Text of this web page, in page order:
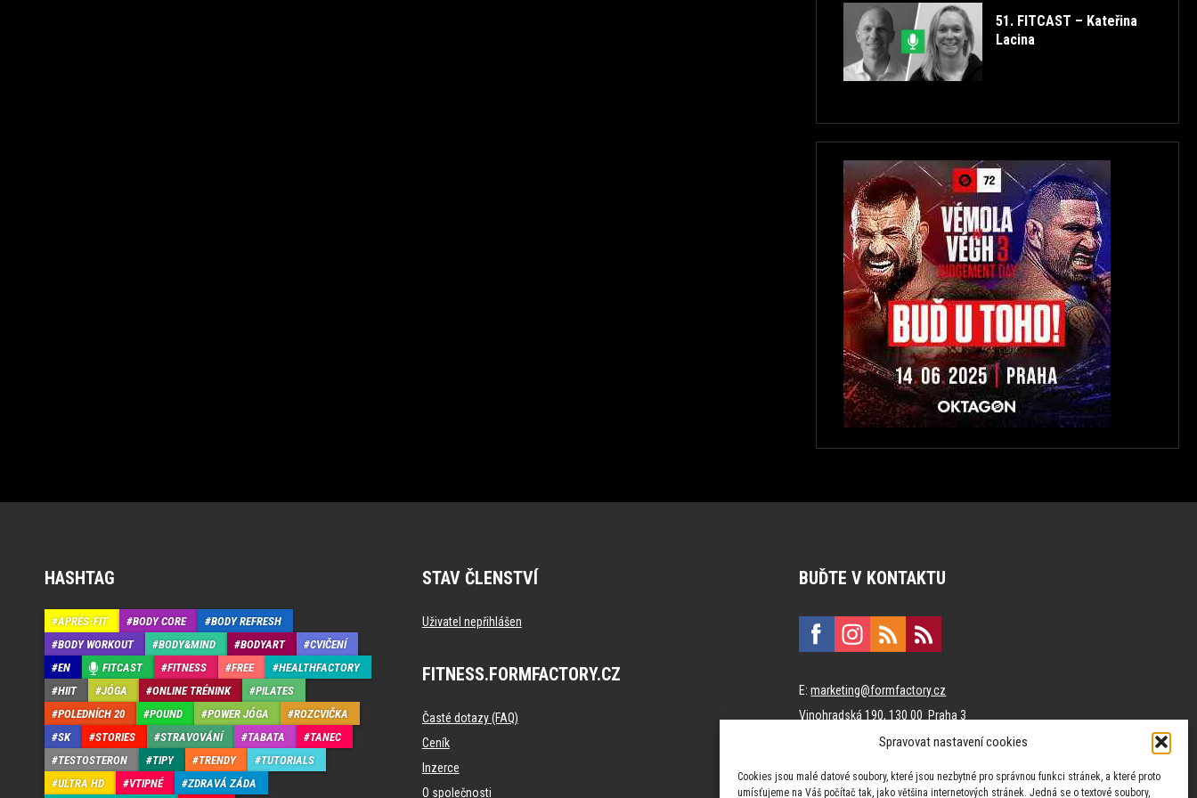
Spravovat nastavení cookies
Cookies jsou malé datové soubory, které jsou nezbytné pro správnou funkci stránek, a které proto
umísťujeme na Váš počítač tak, jako většina internetových stránek. Jedná se o textové soubory,
51. FITCAST – Kateřina
Lacina
HASHTAG
APRÉS-FIT BODY CORE
BODY REFRESH
BODY WORKOUT
BODY&MIND BODYART
CVIČENÍ
EN
FITCAST FITNESS FREE
HEALTHFACTORY
HIIT
JÓGA ONLINE TRÉNINK
PILATES
POLEDNÍCH 20
POUND POWER JÓGA
ROZCVIČKA
SK
STORIES STRAVOVÁNÍ TABATA
TANEC
TESTOSTERON
TIPY TRENDY
TUTORIALS
ULTRA HD
VTIPNÉ ZDRAVÁ ZÁDA
STAV ČLENSTVÍ
Uživatel nepřihlášen
FITNESS.FORMFACTORY.CZ
Časté dotazy (FAQ)
Ceník
Inzerce
O společnosti
BUĎTE V KONTAKTU
E:marketing@formfactory.cz
Vinohradská 190, 130 00 Praha 3